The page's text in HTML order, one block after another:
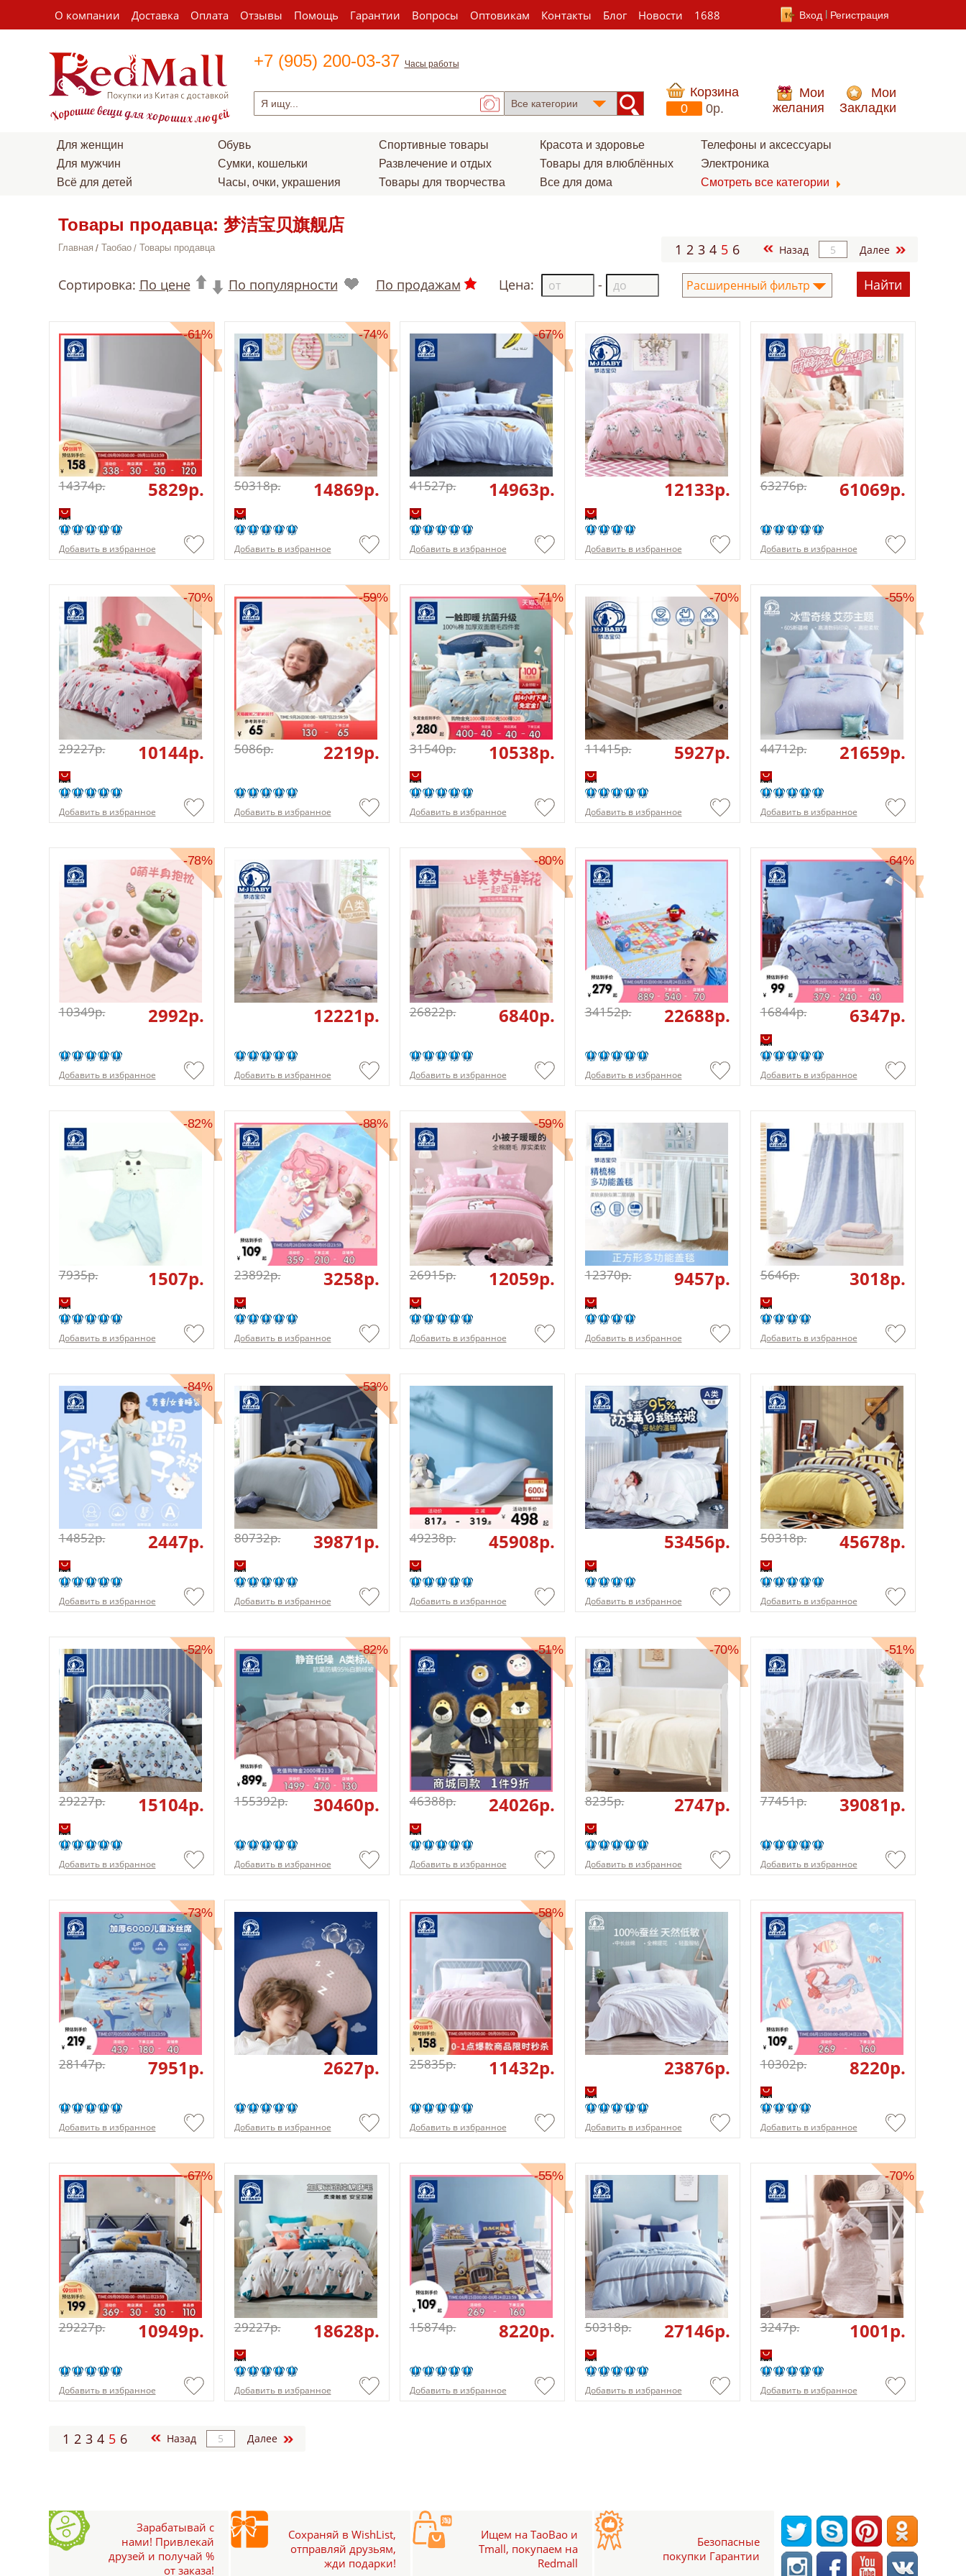
О компании Доставка Оплата Отзывы Помощь Гарантии Вопросы Оптовикам Контакты Блог Новости 1688 Вход Регистрация
+7 (905) 200-03-37 Часы работы
Корзина
0
0p.
Мои
желания
Мои
Закладки
Для женщин
Для мужчин
Всё для детей
Обувь
Сумки, кошельки
Часы, очки, украшения
Спортивные товары
Развлечение и отдых
Товары для творчества
Красота и здоровье
Товары для влюблённых
Все для дома
Телефоны и аксессуары
Электроника
Смотреть все категории
Товары продавца: 梦洁宝贝旗舰店
Главная Таобао Товары продавца 1 2 3 4 5 6 Назад Далее
Сортировка: По цене По популярности По продажам Цена: - Расширенный фильтр
-61%
14374p. 5829p.
Добавить в избранное
-74%
50318p. 14869p.
Добавить в избранное
-67%
41527p. 14963p.
Добавить в избранное
12133p.
Добавить в избранное
63276p. 61069p.
Добавить в избранное
-70%
29227p. 10144p.
Добавить в избранное
-59%
5086p. 2219p.
Добавить в избранное
-71%
31540p. 10538p.
Добавить в избранное
-70%
11415p. 5927p.
Добавить в избранное
-55%
44712p. 21659p.
Добавить в избранное
-78%
10349p. 2992p.
Добавить в избранное
12221p.
Добавить в избранное
-80%
26822p. 6840p.
Добавить в избранное
34152p. 22688p.
Добавить в избранное
-64%
16844p. 6347p.
Добавить в избранное
-82%
7935p. 1507p.
Добавить в избранное
-88%
23892p. 3258p.
Добавить в избранное
-59%
26915p. 12059p.
Добавить в избранное
12370p. 9457p.
Добавить в избранное
5646p. 3018p.
Добавить в избранное
-84%
14852p. 2447p.
Добавить в избранное
-53%
80732p. 39871p.
Добавить в избранное
49238p. 45908p.
Добавить в избранное
53456p.
Добавить в избранное
50318p. 45678p.
Добавить в избранное
-52%
29227p. 15104p.
Добавить в избранное
-82%
155392p. 30460p.
Добавить в избранное
-51%
46388p. 24026p.
Добавить в избранное
-70%
8235p. 2747p.
Добавить в избранное
-51%
77451p. 39081p.
Добавить в избранное
-73%
28147p. 7951p.
Добавить в избранное
2627p.
Добавить в избранное
-58%
25835p. 11432p.
Добавить в избранное
23876p.
Добавить в избранное
10302p. 8220p.
Добавить в избранное
-67%
29227p. 10949p.
Добавить в избранное
29227p. 18628p.
Добавить в избранное
-55%
15874p. 8220p.
Добавить в избранное
50318p. 27146p.
Добавить в избранное
-70%
3247p. 1001p.
Добавить в избранное
1 2 3 4 5 6 Назад Далее
Зарабатывай с
нами! Привлекай
друзей и получай %
от заказа!
Сохраняй в WishList,
отправляй друзьям,
жди подарки!
Ищем на TaoBao и
Tmall, покупаем на
Redmall
Безопасные
покупки Гарантии